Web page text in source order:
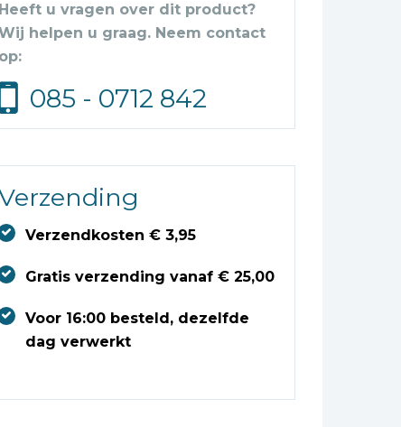
Heeft u vragen over dit product?
helpen u graag. Neem contact
op:
085 - 0712 842
Verzendkosten € 3,95
Gratis verzending vanaf € 25,00
Voor 16:00 besteld, dezelfde
dag verwerkt